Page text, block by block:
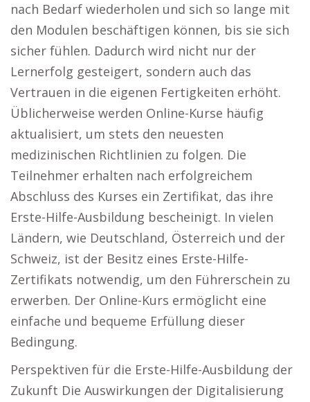
nach Bedarf wiederholen und sich so lange mit
den Modulen beschäftigen können, bis sie sich
sicher fühlen. Dadurch wird nicht nur der
Lernerfolg gesteigert, sondern auch das
Vertrauen in die eigenen Fertigkeiten erhöht.
Üblicherweise werden Online-Kurse häufig
aktualisiert, um stets den neuesten
medizinischen Richtlinien zu folgen. Die
Teilnehmer erhalten nach erfolgreichem
Abschluss des Kurses ein Zertifikat, das ihre
Erste-Hilfe-Ausbildung bescheinigt. In vielen
Ländern, wie Deutschland, Österreich und der
Schweiz, ist der Besitz eines Erste-Hilfe-
Zertifikats notwendig, um den Führerschein zu
erwerben. Der Online-Kurs ermöglicht eine
einfache und bequeme Erfüllung dieser
Bedingung.
Perspektiven für die Erste-Hilfe-Ausbildung der
Zukunft Die Auswirkungen der Digitalisierung